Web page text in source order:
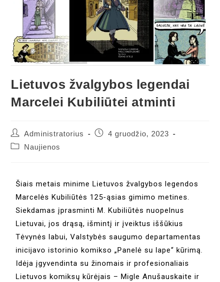
Lietuvos žvalgybos legendai
Marcelei Kubiliūtei atminti
Administratorius
4 gruodžio, 2023
Naujienos
Šiais metais minime Lietuvos žvalgybos legendos
Marcelės Kubiliūtės 125-ąsias gimimo metines.
Siekdamas įprasminti M. Kubiliūtės nuopelnus
Lietuvai, jos drąsą, išmintį ir įveiktus iššūkius
Tėvynės labui, Valstybės saugumo departamentas
inicijavo istorinio komikso „Panelė su lape“ kūrimą.
Idėja įgyvendinta su žinomais ir profesionaliais
Lietuvos komiksų kūrėjais – Migle Anušauskaite ir